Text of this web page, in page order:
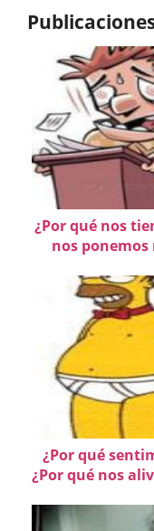
¿Por qué nos
nos ponemos
¿Por qué
¿Por qué nos